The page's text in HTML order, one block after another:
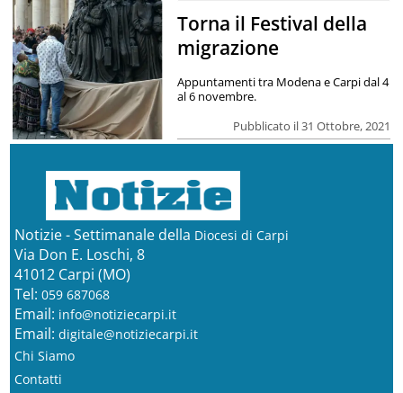
Torna il Festival della
migrazione
Pubblicato il 31 Ottobre, 2021
Appuntamenti tra Modena e Carpi dal 4
al 6 novembre.
Notizie - Settimanale della Diocesi di Carpi
Via Don E. Loschi, 8
41012 Carpi (MO)
Tel: 059 687068
Email: info@notiziecarpi.it
Email: digitale@notiziecarpi.it
Chi Siamo
Contatti